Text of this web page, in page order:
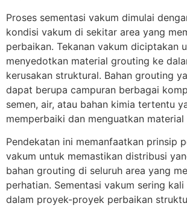
Proses sementasi vakum dimulai
kondisi vakum di sekitar area yang
perbaikan. Tekanan vakum diciptakan
menyedotkan material grouting ke
kerusakan struktural. Bahan grouting
dapat berupa campuran berbagai
semen, air, atau bahan kimia tertentu
memperbaiki dan menguatkan material
Pendekatan ini memanfaatkan prinsip
vakum untuk memastikan distribusi
bahan grouting di seluruh area yang
perhatian. Sementasi vakum sering
dalam proyek-proyek perbaikan